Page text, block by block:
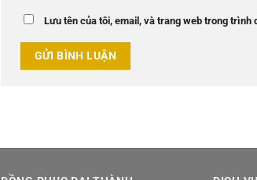
Lưu tên của tôi, email, và trang web trong trình